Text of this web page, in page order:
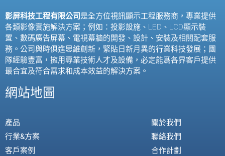
影屏科技工程有限公司 是全方位視訊顯示工程服務商，專業提供
各類影像實施解決方案；例如：投影設施、 LED 、 LCD顯示裝
置、數碼廣告屏幕、電視幕牆的開發、設計、安裝及相關配套服
務。公司與時俱進思維創新，緊貼日新月異的行業科技發展；團
隊經驗豐富，擁用專業技術人才及設備，必定能爲各界客戶提供
最合宜及符合需求和成本效益的解決方案。
網站地圖
產品
行業&方案
客戶案例
關於我們
聯絡我們
合作計劃